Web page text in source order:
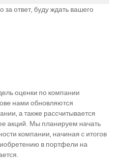
за ответ, буду ждать вашего
оценки по компании
нами обновляются
а также рассчитывается
акций. Мы планируем начать
компании, начиная с итогов
в портфели на